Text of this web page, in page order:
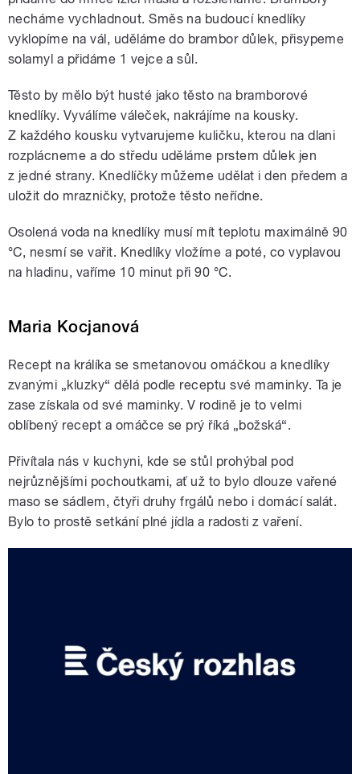
necháme vychladnout. Směs na budoucí knedlíky
vyklopíme na vál, uděláme do brambor důlek, přisypeme
solamyl a přidáme 1 vejce a sůl.
Těsto by mělo být husté jako těsto na bramborové
knedlíky. Vyválíme váleček, nakrájíme na kousky.
Z každého kousku vytvarujeme kuličku, kterou na dlani
rozplácneme a do středu uděláme prstem důlek jen
z jedné strany. Knedlíčky můžeme udělat i den předem a
uložit do mrazničky, protože těsto neřídne.
Osolená voda na knedlíky musí mít teplotu maximálně 90
°C, nesmí se vařit. Knedlíky vložíme a poté, co vyplavou
na hladinu, vaříme 10 minut při 90 °C.
Maria Kocjanová
Recept na králíka se smetanovou omáčkou a knedlíky
zvanými „kluzky“ dělá podle receptu své maminky. Ta je
zase získala od své maminky. V rodině je to velmi
oblíbený recept a omáčce se prý říká „božská“.
Přivítala nás v kuchyni, kde se stůl prohýbal pod
nejrůznějšími pochoutkami, ať už to bylo dlouze vařené
maso se sádlem, čtyři druhy frgálů nebo i domácí salát.
Bylo to prostě setkání plné jídla a radosti z vaření.